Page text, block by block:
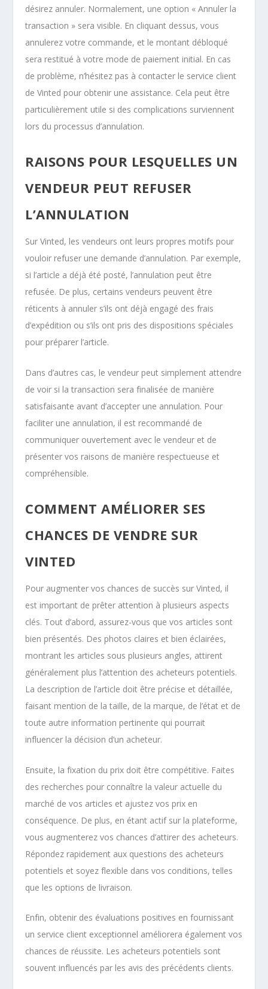
désirez annuler. Normalement, une option « Annuler la
transaction » sera visible. En cliquant dessus, vous
annulerez votre commande, et le montant débloqué
sera restitué à votre mode de paiement initial. En cas
de problème, n’hésitez pas à contacter le service client
de Vinted pour obtenir une assistance. Cela peut être
particulièrement utile si des complications surviennent
lors du processus d’annulation.
RAISONS POUR LESQUELLES UN
VENDEUR PEUT REFUSER
L’ANNULATION
Sur Vinted, les vendeurs ont leurs propres motifs pour
vouloir refuser une demande d’annulation. Par exemple,
si l’article a déjà été posté, l’annulation peut être
refusée. De plus, certains vendeurs peuvent être
réticents à annuler s’ils ont déjà engagé des frais
d’expédition ou s’ils ont pris des dispositions spéciales
pour préparer l’article.
Dans d’autres cas, le vendeur peut simplement attendre
de voir si la transaction sera finalisée de manière
satisfaisante avant d’accepter une annulation. Pour
faciliter une annulation, il est recommandé de
communiquer ouvertement avec le vendeur et de
présenter vos raisons de manière respectueuse et
compréhensible.
COMMENT AMÉLIORER SES
CHANCES DE VENDRE SUR
VINTED
Pour augmenter vos chances de succès sur Vinted, il
est important de prêter attention à plusieurs aspects
clés. Tout d’abord, assurez-vous que vos articles sont
bien présentés. Des photos claires et bien éclairées,
montrant les articles sous plusieurs angles, attirent
généralement plus l’attention des acheteurs potentiels.
La description de l’article doit être précise et détaillée,
faisant mention de la taille, de la marque, de l’état et de
toute autre information pertinente qui pourrait
influencer la décision d’un acheteur.
Ensuite, la fixation du prix doit être compétitive. Faites
des recherches pour connaître la valeur actuelle du
marché de vos articles et ajustez vos prix en
conséquence. De plus, en étant actif sur la plateforme,
vous augmenterez vos chances d’attirer des acheteurs.
Répondez rapidement aux questions des acheteurs
potentiels et soyez flexible dans vos conditions, telles
que les options de livraison.
Enfin, obtenir des évaluations positives en fournissant
un service client exceptionnel améliorera également vos
chances de réussite. Les acheteurs potentiels sont
souvent influencés par les avis des précédents clients.